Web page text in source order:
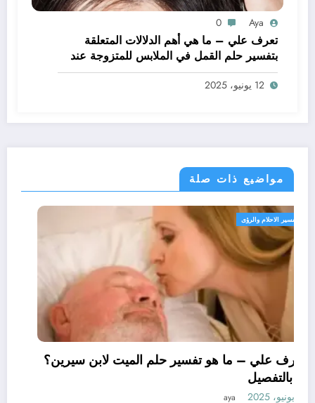
Aya
0
تعرف علي – ما هي أهم الدلالات المتعلقة
بتفسير حلم القمل في الملابس للمتزوجة عند
ابن سيرين؟ – بالتفصيل
12 يونيو، 2025
مواضيع ذات صلة
تفسير الاحلام والرؤى
تعرف علي – ما هو تفسير حلم الميت لابن سيرين؟
– بالتفصيل
11 يونيو، 2025